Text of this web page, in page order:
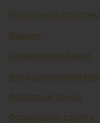
Фискальная
Фишинг
Фланкерные банки
Фонд
Фондовый рынок
Форвардная сделка